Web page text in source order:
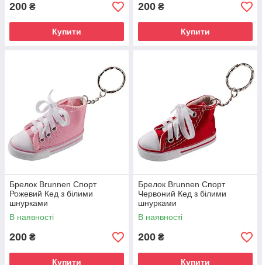
200 ₴
Купити
200 ₴
Купити
Брелок Brunnen Спорт
Рожевий Кед з білими
шнурками
В наявності
200 ₴
Купити
Брелок Brunnen Спорт
Червоний Кед з білими
шнурками
В наявності
200 ₴
Купити